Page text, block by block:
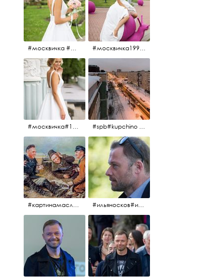
#москвичка #москвичка1990#вднх2016 #июль2016 #1990 #москвичка1990@#июль2016 #вднх2016 #1990
#москвичка#1990#вднх2016#июль2016# #spb#kupchino #крышапотекла
#картинамаслом #картина #охотники#хорошеенастроение #aplgallery #ильяносков#ильяносков2016#очеммолчатфранцузы #санктпетербург #кино#фильфильфильм @ilya_noskov_official